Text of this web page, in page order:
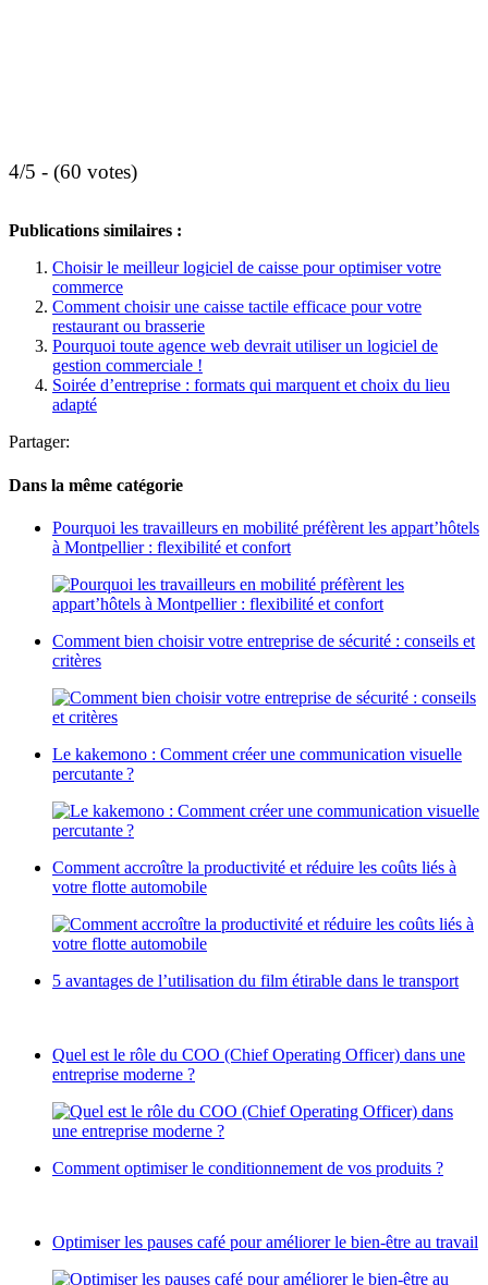
4/5 - (60 votes)
Publications similaires :
Choisir le meilleur logiciel de caisse pour optimiser votre
commerce
Comment choisir une caisse tactile efficace pour votre
restaurant ou brasserie
Pourquoi toute agence web devrait utiliser un logiciel de
gestion commerciale !
Soirée d’entreprise : formats qui marquent et choix du lieu
adapté
Partager:
Dans la même catégorie
Pourquoi les travailleurs en mobilité préfèrent les appart’hôtels
à Montpellier : flexibilité et confort
Comment bien choisir votre entreprise de sécurité : conseils et
critères
Le kakemono : Comment créer une communication visuelle
percutante ?
Comment accroître la productivité et réduire les coûts liés à
votre flotte automobile
5 avantages de l’utilisation du film étirable dans le transport
Quel est le rôle du COO (Chief Operating Officer) dans une
entreprise moderne ?
Comment optimiser le conditionnement de vos produits ?
Optimiser les pauses café pour améliorer le bien-être au travail